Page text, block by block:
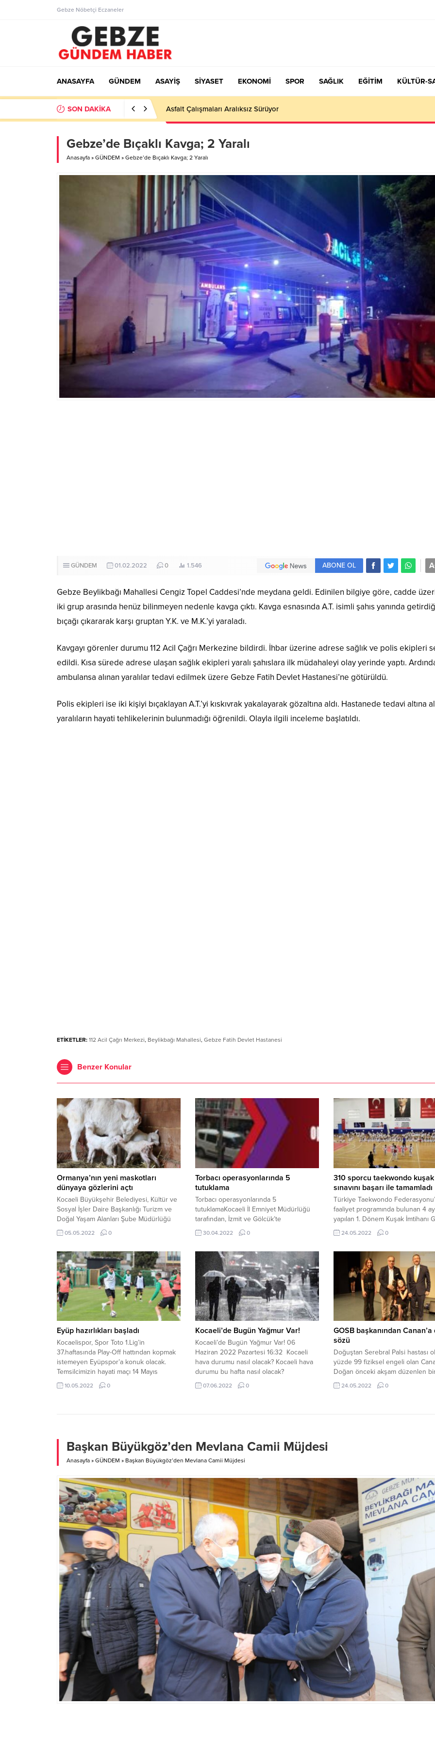
Gebze Nöbetçi Eczaneler
ANASAYFA GÜNDEM ASAYİŞ SİYASET EKONOMİ SPOR SAĞLIK EĞİTİM KÜLTÜR-
SON DAKİKA
Gebze’de Bıçaklı Kavga; 2 Yaralı
Anasayfa » GÜNDEM » Gebze’de Bıçaklı Kavga; 2 Yaralı
GÜNDEM 01.02.2022 0 1.546 A
ABONE OL
Gebze Beylikbağı Mahallesi Cengiz Topel Caddesi’nde meydana geldi. Edinilen bilgiye göre, cadde
iki grup arasında henüz bilinmeyen nedenle kavga çıktı. Kavga esnasında A.T. isimli şahıs yanında
bıçağı çıkararak karşı gruptan Y.K. ve M.K.’yi yaraladı.
Kavgayı görenler durumu 112 Acil Çağrı Merkezine bildirdi. İhbar üzerine adrese sağlık ve polis ekipleri
edildi. Kısa sürede adrese ulaşan sağlık ekipleri yaralı şahıslara ilk müdahaleyi olay yerinde yaptı.
ambulansa alınan yaralılar tedavi edilmek üzere Gebze Fatih Devlet Hastanesi’ne götürüldü.
Polis ekipleri ise iki kişiyi bıçaklayan A.T.’yi kıskıvrak yakalayarak gözaltına aldı. Hastanede tedavi altına
yaralıların hayati tehlikelerinin bulunmadığı öğrenildi. Olayla ilgili inceleme başlatıldı.
ETİKETLER: 112 Acil Çağrı Merkezi, Beylikbağı Mahallesi, Gebze Fatih Devlet Hastanesi
Benzer Konular
Ormanya’nın yeni maskotları
dünyaya gözlerini açtı
Kocaeli Büyükşehir Belediyesi, Kültür ve
Sosyal İşler Daire Başkanlığı Turizm ve
Doğal Yaşam Alanları Şube Müdürlüğü
bünyesindeki Ormanya Doğal Yaşam
Parkı, açıldığı ilk günden beri Kocaeli’nin
milyonlarca ziyaretçiyi ağırlayan Ormanya
Doğal Yaşam Parkı ailesi, gerçekleşen
doğumlarla her gün daha da büyüyor.
Ramazan Bayramı’nın 3....
05.05.2022 0
Torbacı operasyonlarında 5
tutuklama
Torbacı operasyonlarında 5
tutuklamaKocaeli İl Emniyet Müdürlüğü
tarafından, İzmit ve Gölcük’te
gerçekleştirilen 2 ayrı operasyonda,
uyuşturucu ticareti yaptıkları
30.04.2022 0
310 sporcu taekwondo kuşak
sınavını başarı ile tamamladı
Türkiye Taekwondo
faaliyet programında bulunan 4
yapılan 1. Dönem Kuşak İmtihanı
Sınavı 17 Ağustos Kapalı Spor
yapıldı. 310 Gölcük Belediyesporlu
tamamladı. Sporcular ve velilerin
ilgi gösterdiği kuşak imtihanına
Gölcük Belediye Başkanı Ali
Sezer, genç sporcuların
ortak...
24.05.2022 0
Eyüp hazırlıkları başladı
Kocaelispor, Spor Toto 1.Lig’in
37.haftasında Play-Off hattından kopmak
istemeyen Eyüpspor’a konuk olacak.
Temsilcimizin hayati maçı 14 Mayıs
Cumartesi günü saat 16.00’da
başlayacak. Teknik heyet ve futbolcular
gerçekleştirerek cumartesi günü
oynanacak...
10.05.2022 0
Kocaeli’de Bugün Yağmur Var!
Kocaeli’de Bugün Yağmur Var! 06
Haziran 2022 Pazartesi 16:32 Kocaeli
hava durumu nasıl olacak? Kocaeli hava
durumu bu hafta nasıl olacak?
Meteoroloji Genel Müdürlüğü sitesinden
alınan bilgilere göre bugün Kocaeli’de
07.06.2022 0
GOSB başkanından
sözü
Doğuştan Serebral Palsi hastası
yüzde 99 fiziksel engeli olan
Doğan önceki akşam düzenlen
törene ablası Gülşah Doğan ile
katıldı. Kazandığı Türkiye
24.05.2022 0
Başkan Büyükgöz’den Mevlana Camii Müjdesi
Anasayfa » GÜNDEM » Başkan Büyükgöz’den Mevlana Camii Müjdesi